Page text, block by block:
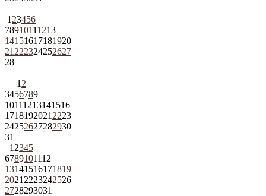
1 23456
78910111213
14151617181920
21 222324252627
28
1 2
3456789
10111213141516
1718192021 2223
24252627282930
31
1 2345
6789101112
13141516171819
2021 2223242526
2728293031